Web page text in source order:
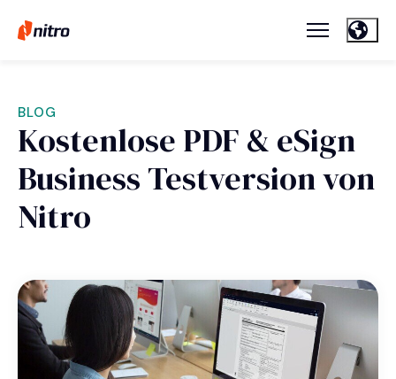
BLOG
Kostenlose PDF & eSign
Business Testversion von
Nitro